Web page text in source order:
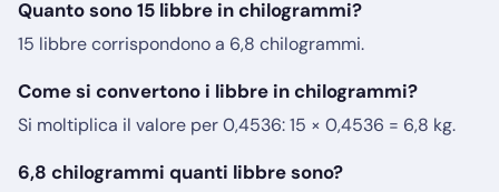
Quanto sono 15 libbre in chilogrammi?
15 libbre corrispondono a 6,8 chilogrammi.
Come si convertono i libbre in chilogrammi?
Si moltiplica il valore per 0,4536: 15 × 0,4536 = 6,8 kg.
6,8 chilogrammi quanti libbre sono?